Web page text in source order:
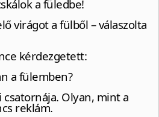
a füledbe!
virágot a fülből – válaszolta
kérdezgetett:
a fülemben?
Olyan, mint a
reklám.